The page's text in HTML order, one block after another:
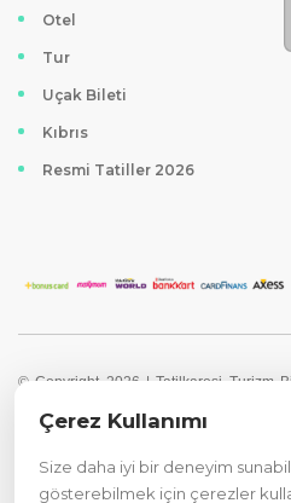
Otel
Tur
Uçak Bileti
Kıbrıs
Resmi Tatiller 2026
© Copyright 2026 | Tatilkaresi Turizm
LTD. ŞTİ. Bütün hakları saklıdır. Site
Çerez Kullanımı
Size daha iyi bir deneyim
gösterebilmek için çerezler